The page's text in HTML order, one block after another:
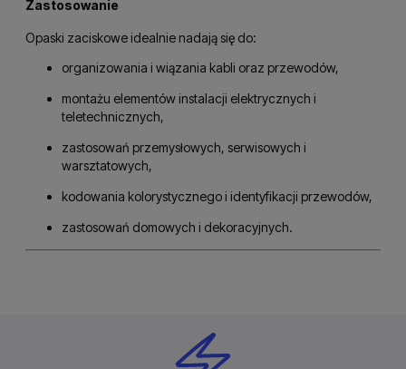
Zastosowanie
Opaski zaciskowe idealnie nadają się do:
organizowania i wiązania kabli oraz przewodów,
montażu elementów instalacji elektrycznych i
teletechnicznych,
zastosowań przemysłowych, serwisowych i
warsztatowych,
kodowania kolorystycznego i identyfikacji przewodów,
zastosowań domowych i dekoracyjnych.